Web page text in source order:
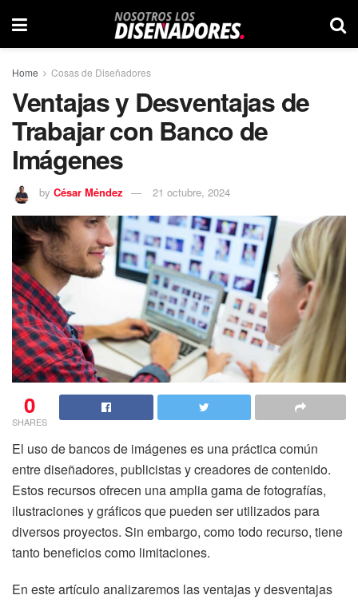
Home Cosas de Diseñadores
Ventajas y Desventajas de
Trabajar con Banco de
Imágenes
by César Méndez 21 octubre, 2024
0
SHARES
El uso de bancos de imágenes es una práctica común
entre diseñadores, publicistas y creadores de contenido.
Estos recursos ofrecen una amplia gama de fotografías,
ilustraciones y gráficos que pueden ser utilizados para
diversos proyectos. Sin embargo, como todo recurso, tiene
tanto beneficios como limitaciones.
En este artículo analizaremos las ventajas y desventajas